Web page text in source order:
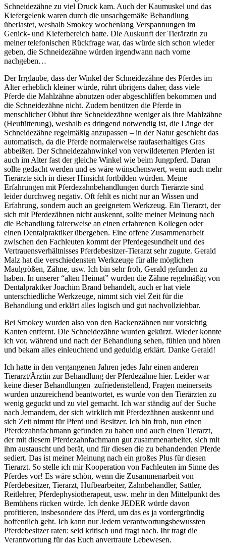
Schneidezähne zu viel Druck kam. Auch der Kaumuskel und das
Kiefergelenk waren durch die unsachgemäße Behandlung
überlastet, weshalb Smokey wochenlang Verspannungen im
Genick- und Kieferbereich hatte. Die Auskunft der Tierärztin zu
meiner telefonischen Rückfrage war, das würde sich schon wieder
geben, die Schneidezähne würden irgendwann nach vorne
nachgeben…
Der Irrglaube, dass der Winkel der Schneidezähne des Pferdes im
Alter erheblich kleiner würde, rührt übrigens daher, dass viele
Pferde die Mahlzähne abnutzen oder abgeschliffen bekommen und
die Schneidezähne nicht. Zudem benützen die Pferde in
menschlicher Obhut ihre Schneidezähne weniger als ihre Mahlzähne
(Heufütterung), weshalb es dringend notwendig ist, die Länge der
Schneidezähne regelmäßig anzupassen – in der Natur geschieht das
automatisch, da die Pferde normalerweise raufaserhaltiges Gras
abbeißen. Der Schneidezahnwinkel von verwildeterten Pferden ist
auch im Alter fast der gleiche Winkel wie beim Jungpferd. Daran
sollte gedacht werden und es wäre wünschenswert, wenn auch mehr
Tierärzte sich in dieser Hinsicht fortbilden würden. Meine
Erfahrungen mit Pferdezahnbehandlungen durch Tierärzte sind
leider durchweg negativ. Oft fehlt es nicht nur an Wissen und
Erfahrung, sondern auch an geeignetem Werkzeug. Ein Tierarzt, der
sich mit Pferdezähnen nicht auskennt, sollte meiner Meinung nach
die Behandlung fairerweise an einen erfahrenen Kollegen oder
einen Dentalpraktiker übergeben. Eine offene Zusammenarbeit
zwischen den Fachleuten kommt der Pferdegesundheit und des
Vertrauensverhältnisses Pferdebesitzer-Tierarzt sehr zugute. Gerald
Malz hat die verschiedensten Werkzeuge für alle möglichen
Maulgrößen, Zähne, usw. Ich bin sehr froh, Gerald gefunden zu
haben. In unserer “alten Heimat” wurden die Zähne regelmäßig von
Dentalpraktker Joachim Brand behandelt, auch er hat viele
unterschiedliche Werkzeuge, nimmt sich viel Zeit für die
Behandlung und erklärt alles logisch und gut nachvollziehbar.
Bei Smokey wurden also von den Backenzähnen nur vorsichtig
Kanten entfernt. Die Schneidezähne wurden gekürzt. Wieder konnte
ich vor, während und nach der Behandlung sehen, fühlen und hören
und bekam alles einleuchtend und geduldig erklärt. Danke Gerald!
Ich hatte in den vergangenen Jahren jedes Jahr einen anderen
Tierarzt/Ärztin zur Behandlung der Pferdezähne hier. Leider war
keine dieser Behandlungen zufriedenstellend, Fragen meinerseits
wurden unzureichend beantwortet, es wurde von den Tierärzten zu
wenig geguckt und zu viel gemacht. Ich war ständig auf der Suche
nach Jemandem, der sich wirklich mit Pferdezähnen auskennt und
sich Zeit nimmt für Pferd und Besitzer. Ich bin froh, nun einen
Pferdezahnfachmann gefunden zu haben und auch einen Tierarzt,
der mit diesem Pferdezahnfachmann gut zusammenarbeitet, sich mit
ihm austauscht und berät, und für diesen die zu behandenden Pferde
sediert. Das ist meiner Meinung nach ein großes Plus für diesen
Tierarzt. So stelle ich mir Kooperation von Fachleuten im Sinne des
Pferdes vor! Es wäre schön, wenn die Zusammenarbeit von
Pferdebesitzer, Tierarzt, Hufbearbeiter, Zahnbehandler, Sattler,
Reitlehrer, Pferdephysiotherapeut, usw. mehr in den Mittelpunkt des
Bemühens rücken würde. Ich denke JEDER würde davon
profitieren, insbesondere das Pferd, um das es ja vordergründig
hoffentlich geht. Ich kann nur Jedem verantwortungsbewussten
Pferdebesitzer raten: seid kritisch und fragt nach. Ihr tragt die
Verantwortung für das Euch anvertraute Lebewesen.